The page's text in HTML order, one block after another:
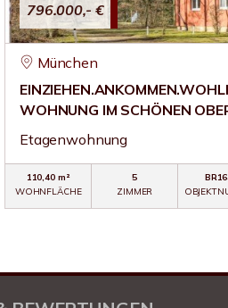
796.000,- €
München
WOHNUNG IM SCHÖNEN
Etagenwohnung
110,40 m²
WOHNFLÄCHE
5
ZIMMER